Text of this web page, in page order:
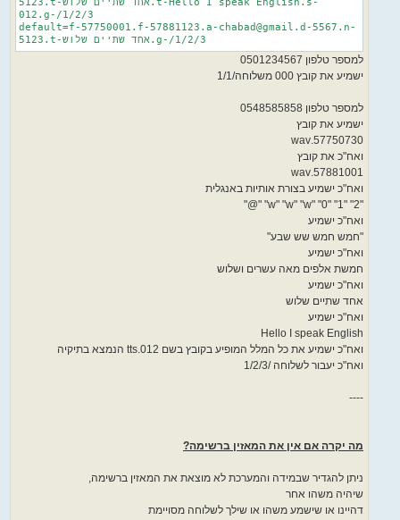
012.g-/1/2/3
default=f-57750001.f-57881123.a-chabad@gmail.d-5567.n-
5123.t-אחד שתיים שלוש.g-/1/2/3
למספר טלפון 0501234567
ישמיע את קובץ 000 משלוחה/1/1
למספר טלפון 0548585858
ישמיע את קובץ
57750730.wav
ואח"כ את קובץ
57881001.wav
ואח"כ ישמיע בצורת אותיות באנגלית
"w" "w" "w" "0" "1" "2" "@"
ואח"כ ישמיע
"חמש חמש שש שבע"
ואח"כ ישמיע
חמשת אלפים מאה עשרים ושלוש
ואח"כ ישמיע
אחד שתיים שלוש
ואח"כ ישמיע
Hello I speak English
ואח"כ ישמיע את כל המלל המופיע בקובץ בשם 012.tts הנמצא בתיקיה
ואח"כ יעבור לשלוחה /1/2/3
----
מה יקרה אם אין את המאזין ברשימה?
ניתן להגדיר שבמידה והמערכת לא מוצאת את המאזין ברשימה,
שיהיה משהו אחר
דהיינו או שישמע משהו או שילך לשלוחה מסויימת